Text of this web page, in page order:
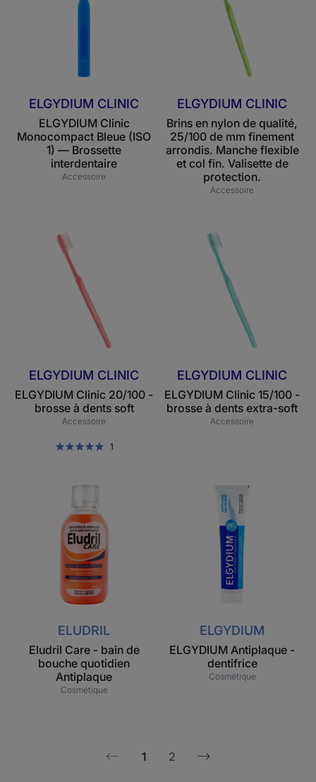
Bleue
—
Brossette
ELGYDIUM CLINIC
ELGYDIUM Clinic
Monocompact Bleue (ISO
1) — Brossette
interdentaire
Accessoire
de
qualité,
25/100
de
mm
arrondis.
Manche
flexible
et
col
fin.
ELGYDIUM CLINIC
Brins en nylon de qualité,
25/100 de mm finement
arrondis. Manche flexible
et col fin. Valisette de
protection.
Accessoire
brosse
à
dents
ELGYDIUM CLINIC
ELGYDIUM Clinic 20/100 -
brosse à dents soft
Accessoire
1
brosse
à
dents
extra-
ELGYDIUM CLINIC
ELGYDIUM Clinic 15/100 -
brosse à dents extra-soft
Accessoire
Eludril
-
bain
de
bouche
quotidien
Antiplaque
ELUDRIL
Eludril Care - bain de
bouche quotidien
Antiplaque
Cosmétique
ELGYDIUM
Antiplaque
-
dentifrice
ELGYDIUM
ELGYDIUM Antiplaque -
dentifrice
Cosmétique
1 2
Page